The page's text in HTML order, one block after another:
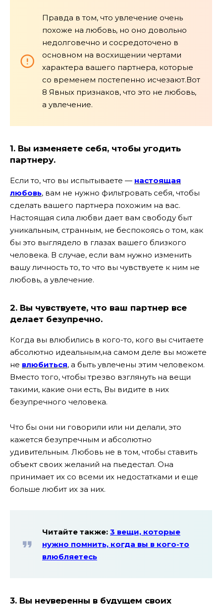
Правда в том, что увлечение очень
похоже на любовь, но оно довольно
недолговечно и сосредоточено в
основном на восхищении чертами
характера вашего партнера, которые
со временем постепенно исчезают.Вот
8 Явных признаков, что это не любовь,
а увлечение.
1. Вы изменяете себя, чтобы угодить
партнеру.
Если то, что вы испытываете — настоящая
любовь, вам не нужно фильтровать себя, чтобы
сделать вашего партнера похожим на вас.
Настоящая сила любви дает вам свободу быт
уникальным, странным, не беспокоясь о том, как
бы это выглядело в глазах вашего близкого
человека. В случае, если вам нужно изменить
вашу личность то, то что вы чувствуете к ним не
любовь, а увлечение.
2. Вы чувствуете, что ваш партнер все
делает безупречно.
Когда вы влюбились в кого-то, кого вы считаете
абсолютно идеальным,на самом деле вы можете
не влюбиться, а быть увлечены этим человеком.
Вместо того, чтобы трезво взглянуть на вещи
такими, какие они есть, Вы видите в них
безупречного человека.
Что бы они ни говорили или ни делали, это
кажется безупречным и абсолютно
удивительным. Любовь не в том, чтобы ставить
объект своих желаний на пьедестал. Она
принимает их со всеми их недостатками и еще
больше любит их за них.
Читайте также: 3 вещи, которые
нужно помнить, когда вы в кого-то
влюбляетесь
3. Вы неуверенны в будущем своих